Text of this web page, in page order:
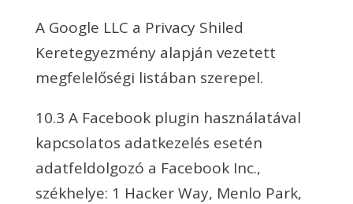
A Google LLC a Privacy Shiled
Keretegyezmény alapján vezetett
megfelelőségi listában szerepel.
10.3 A Facebook plugin használatával
kapcsolatos adatkezelés esetén
adatfeldolgozó a Facebook Inc.,
székhelye: 1 Hacker Way, Menlo Park,